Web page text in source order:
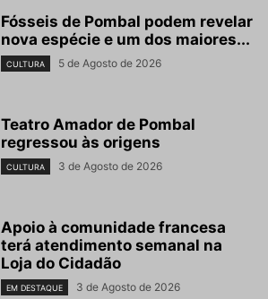
Fósseis de Pombal podem revelar
nova espécie e um dos maiores...
CULTURA 5 de Agosto de 2026
Teatro Amador de Pombal
regressou às origens
CULTURA 3 de Agosto de 2026
Apoio à comunidade francesa
terá atendimento semanal na
Loja do Cidadão
EM DESTAQUE 3 de Agosto de 2026